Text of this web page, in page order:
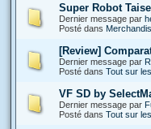
Super Robot
Dernier message par
Posté dans
[Review]
Dernier message par
Posté dans Tout sur
VF SD by
Dernier message par
Posté dans Tout sur